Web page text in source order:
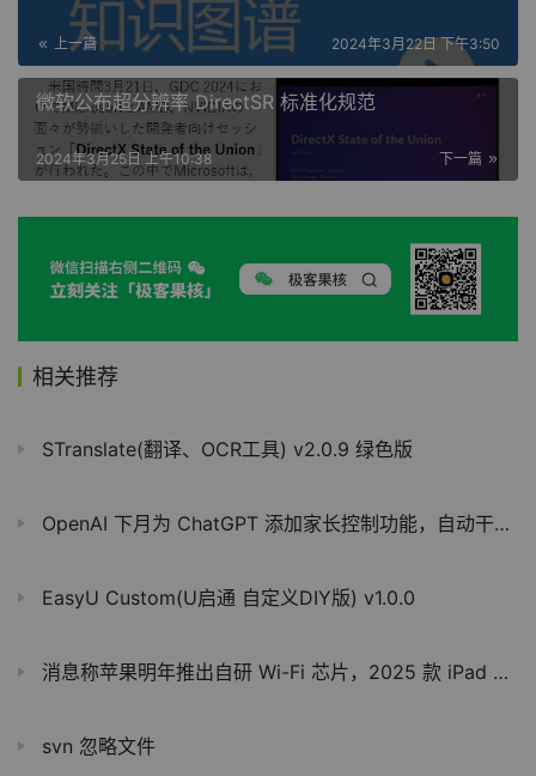
上一篇 2024年3月22日 下午3:50
微软公布超分辨率 DirectSR 标准化规范
下一篇
2024年3月25日 上午10:38
相关推荐
STranslate(翻译、OCR工具) v2.0.9 绿色版
OpenAI 下月为 ChatGPT 添加家长控制功能，自动干预风险对话
EasyU Custom(U启通 自定义DIY版) v1.0.0
消息称苹果明年推出自研 Wi-Fi 芯片，2025 款 iPad 有望搭载
svn 忽略文件